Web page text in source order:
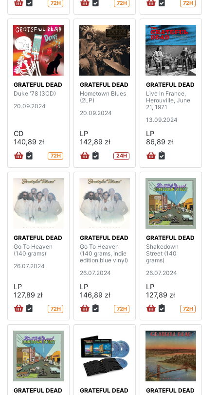
72H 72H 72H
GRATEFUL DEAD
Duke '78 (3CD)
20.09.2024
CD
140,89 zł
72H
GRATEFUL DEAD
Hometown Blues
(2LP)
20.09.2024
LP
142,89 zł
24H
GRATEFUL DEAD
Live In France,
Herouville, June
21, 1971
13.09.2024
LP
86,89 zł
GRATEFUL DEAD
Go To Heaven
(140 grams)
26.07.2024
LP
127,89 zł
72H
GRATEFUL DEAD
Go To Heaven
(140 grams, indie
edition blue vinyl)
26.07.2024
LP
146,89 zł
72H
GRATEFUL DEAD
Shakedown
Street (140
grams)
26.07.2024
LP
127,89 zł
72H
GRATEFUL DEAD
GRATEFUL DEAD
GRATEFUL DEAD